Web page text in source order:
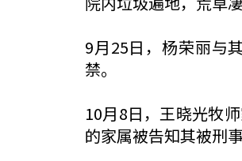
9月25日，杨荣丽与
禁。
10月8日，王晓光牧
的家属被告知其被刑